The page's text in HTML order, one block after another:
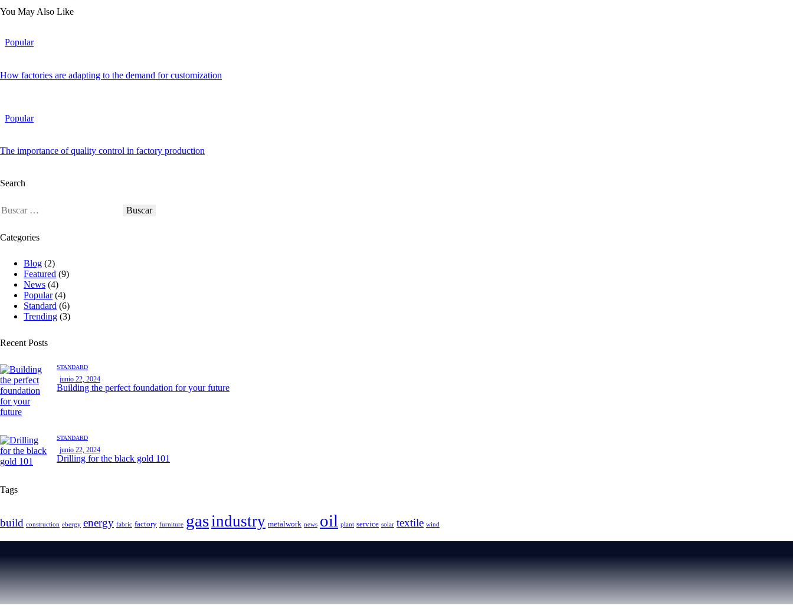
You May Also Like
Popular
How factories are adapting to the demand for customization
Popular
The importance of quality control in factory production
Search
Categories
Blog (2)
Featured (9)
News (4)
Popular(4)
Standard (6)
Trending (3)
Recent Posts
STANDARD
junio 22, 2024
Building the perfect foundation for your future
STANDARD
junio 22, 2024
Drilling for the black gold 101
Tags
build construction ebergy energy fabric factory furniture gasindustry metalwork news oil plant service solar textile wind